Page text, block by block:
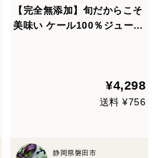
【完全無添加】旬だからこそ
美味い ケール100％ジュース
¥4,298
送料 ¥756
静岡県磐田市